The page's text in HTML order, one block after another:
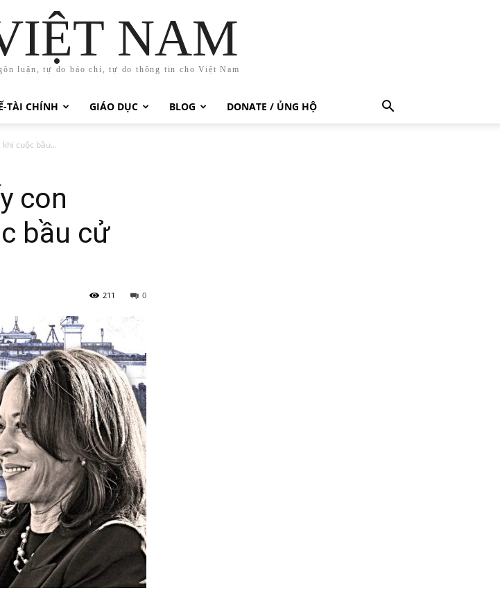
NAM
luận, tự do báo chí, tự do thông tin cho Việt Nam
TÀI CHÍNH GIÁO DỤC BLOG DONATE / ỦNG HỘ
cuộc bầu...
con
bầu cử
0
211